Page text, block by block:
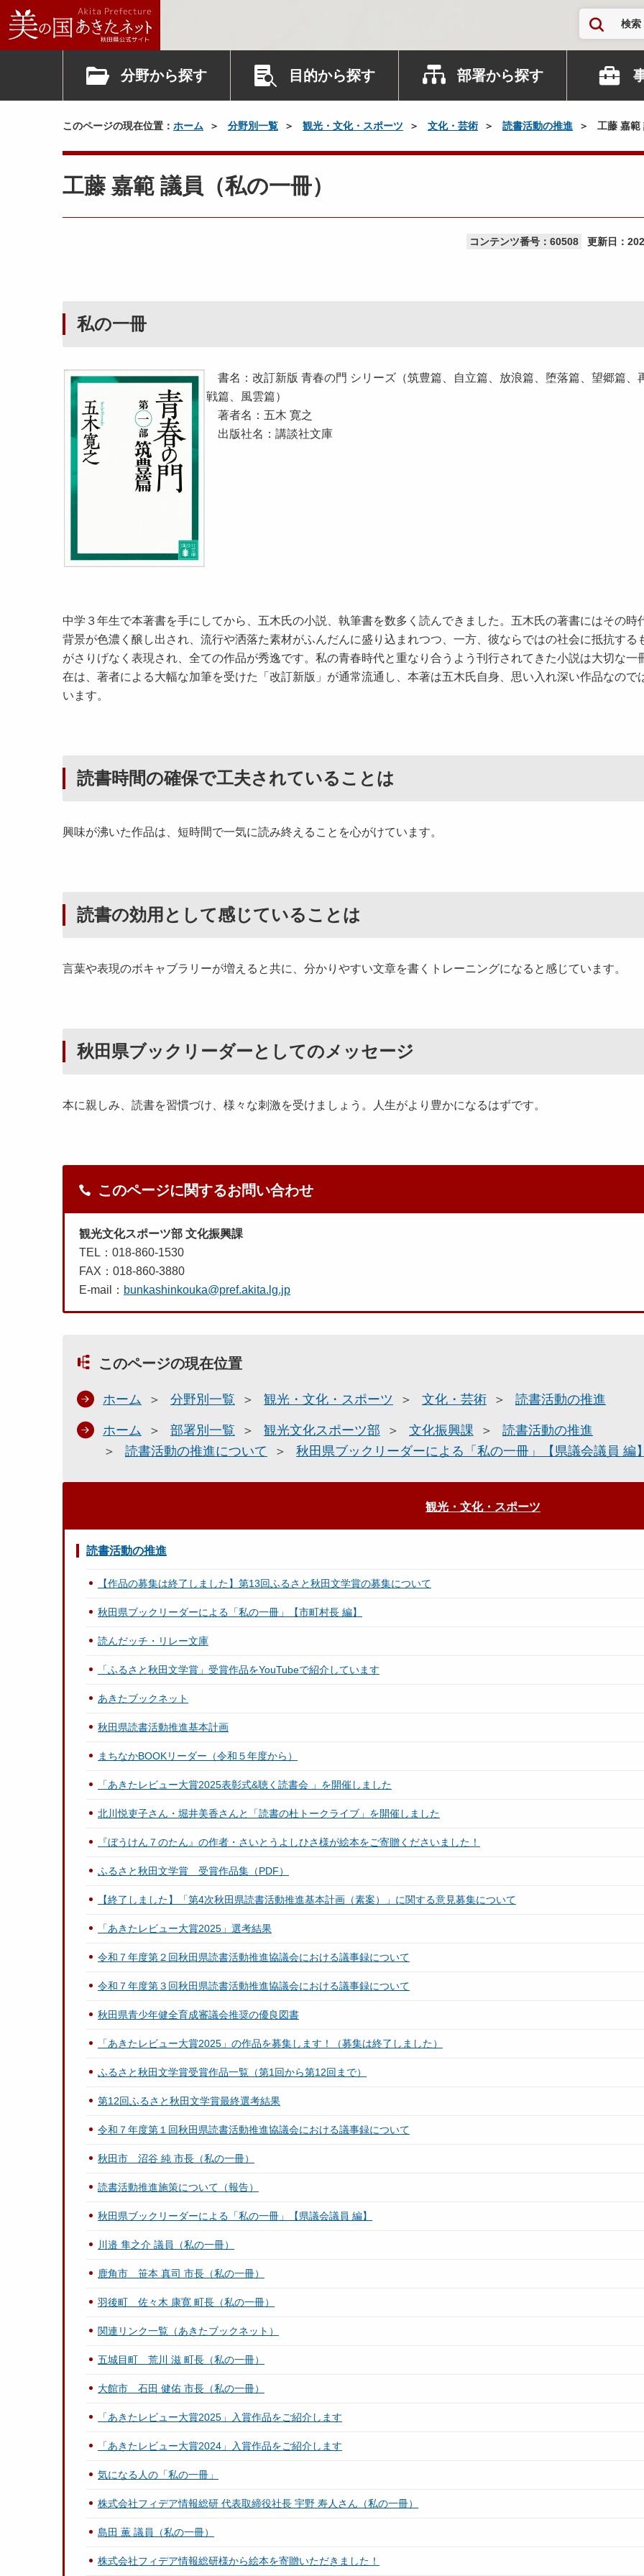
検索
分野から探す 目的から探す 部署から探す
このページの現在位置： ホーム 分野別一覧 観光・文化・スポーツ 文化・芸術 読書活動の推進 工藤 嘉範
工藤 嘉範 議員（私の一冊）
コンテンツ番号：60508 更新日：
私の一冊
書名：改訂新版 青春の門 シリーズ（筑豊篇、自立篇、放浪篇、堕落篇、望郷篇、
戦篇、風雲篇）
著者名：五木 寛之
出版社名：講談社文庫
中学３年生で本著書を手にしてから、五木氏の小説、執筆書を数多く読んできました。五木氏の著書にはその時
背景が色濃く醸し出され、流行や洒落た素材がふんだんに盛り込まれつつ、一方、彼ならではの社会に抵抗する
がさりげなく表現され、全ての作品が秀逸です。私の青春時代と重なり合うよう刊行されてきた小説は大切な一
在は、著者による大幅な加筆を受けた「改訂新版」が通常流通し、本著は五木氏自身、思い入れ深い作品なので
います。
読書時間の確保で工夫されていることは
興味が沸いた作品は、短時間で一気に読み終えることを心がけています。
読書の効用として感じていることは
言葉や表現のボキャブラリーが増えると共に、分かりやすい文章を書くトレーニングになると感じています。
秋田県ブックリーダーとしてのメッセージ
本に親しみ、読書を習慣づけ、様々な刺激を受けましょう。人生がより豊かになるはずです。
このページに関するお問い合わせ
観光文化スポーツ部 文化振興課
TEL：018-860-1530
FAX：018-860-3880
E-mail： bunkashinkouka@pref.akita.lg.jp
このページの現在位置
ホーム 分野別一覧 観光・文化・スポーツ 文化・芸術 読書活動の推進
ホーム 部署別一覧 観光文化スポーツ部 文化振興課
読書活動の推進
読書活動の推進について
秋田県ブックリーダーによる「私の一冊」【県議会議員 編
観光・文化・スポーツ
読書活動の推進
【作品の募集は終了しました】第13回ふるさと秋田文学賞の募集について
秋田県ブックリーダーによる「私の一冊」【市町村長 編】
読んだッチ・リレー文庫
「ふるさと秋田文学賞」受賞作品をYouTubeで紹介しています
あきたブックネット
秋田県読書活動推進基本計画
まちなかBOOKリーダー（令和５年度から）
「あきたレビュー大賞2025表彰式&聴く読書会 」を開催しました
北川悦吏子さん・堀井美香さんと「読書の杜トークライブ」を開催しました
『ぼうけん７のたん』の作者・さいとうよしひさ様が絵本をご寄贈くださいました！
ふるさと秋田文学賞 受賞作品集（PDF）
【終了しました】「第4次秋田県読書活動推進基本計画（素案）」に関する意見募集について
「あきたレビュー大賞2025」選考結果
令和７年度第２回秋田県読書活動推進協議会における議事録について
令和７年度第３回秋田県読書活動推進協議会における議事録について
秋田県青少年健全育成審議会推奨の優良図書
「あきたレビュー大賞2025」の作品を募集します！（募集は終了しました）
ふるさと秋田文学賞受賞作品一覧（第1回から第12回まで）
第12回ふるさと秋田文学賞最終選考結果
令和７年度第１回秋田県読書活動推進協議会における議事録について
秋田市 沼谷 純 市長（私の一冊）
読書活動推進施策について（報告）
秋田県ブックリーダーによる「私の一冊」【県議会議員 編】
川邉 隼之介 議員（私の一冊）
鹿角市 笹本 真司 市長（私の一冊）
羽後町 佐々木 康寛 町長（私の一冊）
関連リンク一覧（あきたブックネット）
五城目町 荒川 滋 町長（私の一冊）
大館市 石田 健佑 市長（私の一冊）
「あきたレビュー大賞2025」入賞作品をご紹介します
「あきたレビュー大賞2024」入賞作品をご紹介します
気になる人の「私の一冊」
株式会社フィデア情報総研 代表取締役社長 宇野 寿人さん（私の一冊）
島田 薫 議員（私の一冊）
株式会社フィデア情報総研様から絵本を寄贈いただきました！